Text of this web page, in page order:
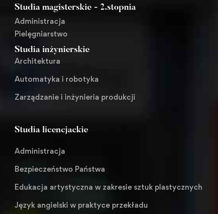
Studia magisterskie - 2.stopnia
Administracja
Pielęgniarstwo
Studia inżynierskie
Architektura
Automatyka i robotyka
Zarządzanie i inżynieria produkcji
Studia licencjackie
Administracja
Bezpieczeństwo Państwa
Edukacja artystyczna w zakresie sztuk plastycznych
Język angielski w praktyce przekładu